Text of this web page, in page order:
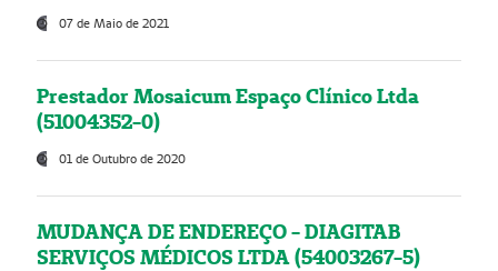
07 de Maio de 2021
Prestador Mosaicum Espaço Clínico Ltda
(51004352-0)
01 de Outubro de 2020
MUDANÇA DE ENDEREÇO - DIAGITAB
SERVIÇOS MÉDICOS LTDA (54003267-5)